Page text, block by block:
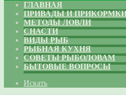
ГЛАВНАЯ
ПРИВАДЫ И
МЕТОДЫ ЛОВЛИ
СНАСТИ
ВИДЫ РЫБ
РЫБНАЯ КУХНЯ
СОВЕТЫ РЫБОЛОВАМ
БЫТОВЫЕ ВОПРОСЫ
Искать